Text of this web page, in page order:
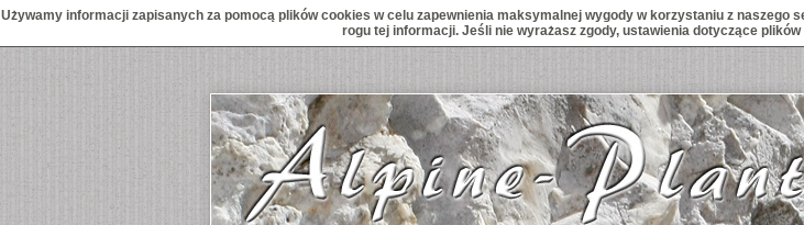
Używamy informacji zapisanych za pomocą plików cookies w celu zapewnienia maksymalnej wygody w korzystaniu z
rogu tej informacji. Jeśli nie wyrażasz zgody, ustawienia dotyczące